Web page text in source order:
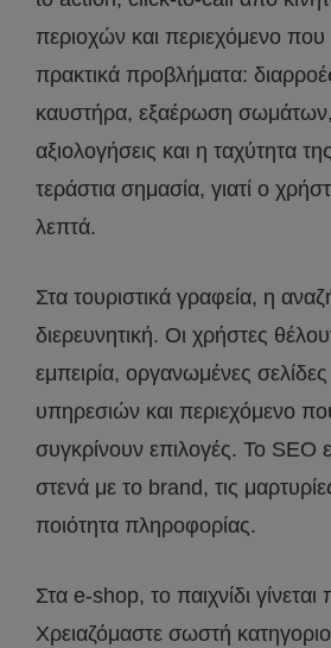
περιοχών και περιεχόμενο
πρακτικά προβλήματα:
καυστήρα, εξαέρωση
αξιολογήσεις και η ταχύτητα
τεράστια σημασία, γιατί ο
λεπτά.
Στα τουριστικά γραφεία, η
διερευνητική. Οι χρήστες
εμπειρία, οργανωμένες
υπηρεσιών και περιεχόμενο
συγκρίνουν επιλογές. Το SEO
στενά με το brand, τις
ποιότητα πληροφορίας.
Στα e-shop, το παιχνίδι γίνεται
Χρειαζόμαστε σωστή